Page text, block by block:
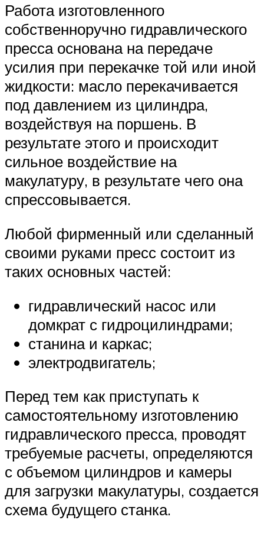
Работа изготовленного
собственноручно гидравлического
пресса основана на передаче
усилия при перекачке той или иной
жидкости: масло перекачивается
под давлением из цилиндра,
воздействуя на поршень. В
результате этого и происходит
сильное воздействие на
макулатуру, в результате чего она
спрессовывается.
Любой фирменный или сделанный
своими руками пресс состоит из
таких основных частей:
гидравлический насос или
домкрат с гидроцилиндрами;
станина и каркас;
электродвигатель;
Перед тем как приступать к
самостоятельному изготовлению
гидравлического пресса, проводят
требуемые расчеты, определяются
с объемом цилиндров и камеры
для загрузки макулатуры, создается
схема будущего станка.